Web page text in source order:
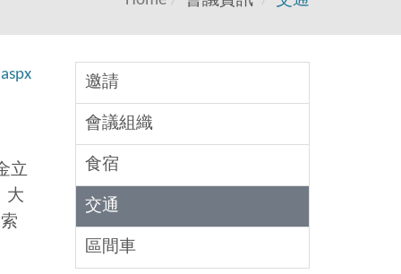
立
大
邀請
會議組織
食宿
交通
區間車